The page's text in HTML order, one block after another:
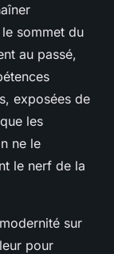
sommet du
au passé,
exposées de
les
ne le
le nerf de la
sur
pour